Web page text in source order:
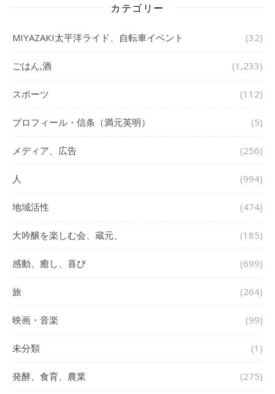
カテゴリー
MIYAZAKI太平洋ライド、自転車イベント (32)
ごはん,酒 (1,233)
スポーツ (112)
プロフィール・信条（満元英明） (5)
メディア、広告 (256)
人 (994)
地域活性 (474)
大吟醸を楽しむ会、蔵元、 (185)
感動、癒し、喜び (699)
旅 (264)
映画・音楽 (99)
未分類 (1)
発酵、食育、農業 (275)